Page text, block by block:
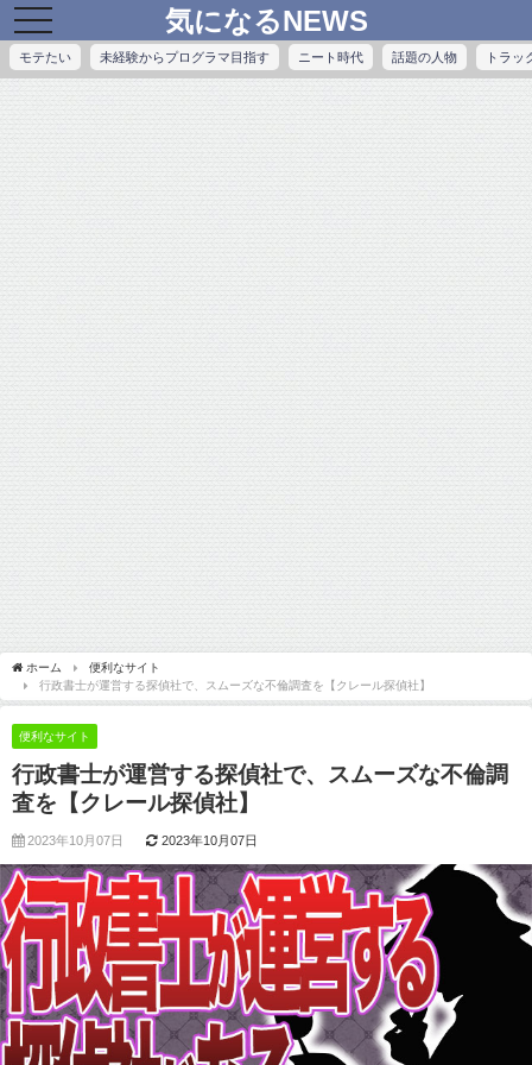
toggle
navigation
気になるNEWS
モテたい 未経験からプログラマ目指す ニート時代 話題の人物 トラッ
ホーム
便利なサイト
行政書士が運営する探偵社で、スムーズな不倫調査を【クレール探偵社】
便利なサイト
行政書士が運営する探偵社で、スムーズな不倫調
査を【クレール探偵社】
2023年10月07日 2023年10月07日